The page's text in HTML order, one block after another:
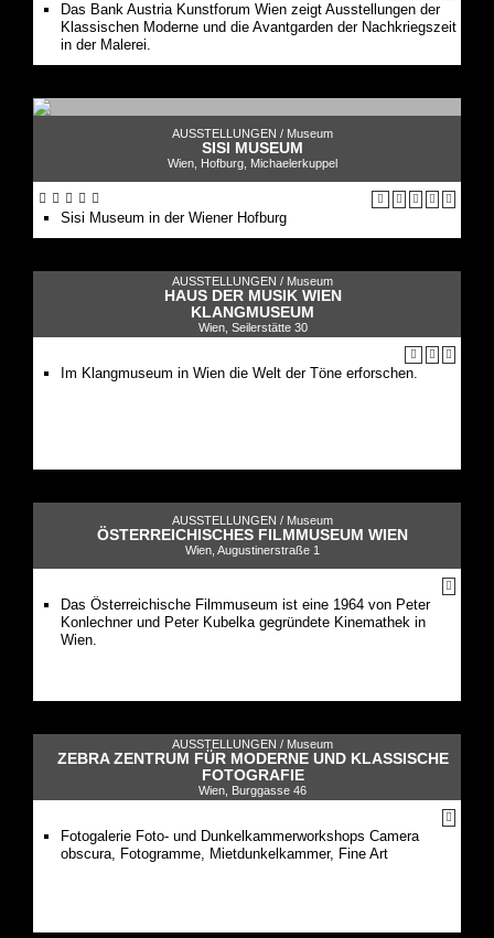
Das Bank Austria Kunstforum Wien zeigt Ausstellungen der
Klassischen Moderne und die Avantgarden der Nachkriegszeit
in der Malerei.
AUSSTELLUNGEN / Museum
SISI MUSEUM
Wien, Hofburg, Michaelerkuppel
Sisi Museum in der Wiener Hofburg
AUSSTELLUNGEN / Museum
HAUS DER MUSIK WIEN
KLANGMUSEUM
Wien, Seilerstätte 30
Im Klangmuseum in Wien die Welt der Töne erforschen.
AUSSTELLUNGEN / Museum
ÖSTERREICHISCHES FILMMUSEUM WIEN
Wien, Augustinerstraße 1
Das Österreichische Filmmuseum ist eine 1964 von Peter
Konlechner und Peter Kubelka gegründete Kinemathek in
Wien.
AUSSTELLUNGEN / Museum
ZEBRA ZENTRUM FÜR MODERNE UND KLASSISCHE
FOTOGRAFIE
Wien, Burggasse 46
Fotogalerie Foto- und Dunkelkammerworkshops Camera
obscura, Fotogramme, Mietdunkelkammer, Fine Art